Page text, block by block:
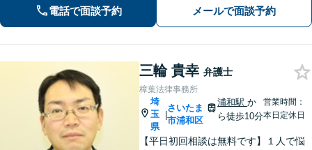
分・遺留分にも積極的に対応【夜間／
休日の相談可能】
電話で面談予約 メールで面談予約
三輪 貴幸 弁護士
樟葉法律事務所
埼
玉
県
|
さいたま
市浦和区
浦和駅か
ら徒歩10分
営業時間：
本日定休日
【平日初回相談は無料です】１人で悩